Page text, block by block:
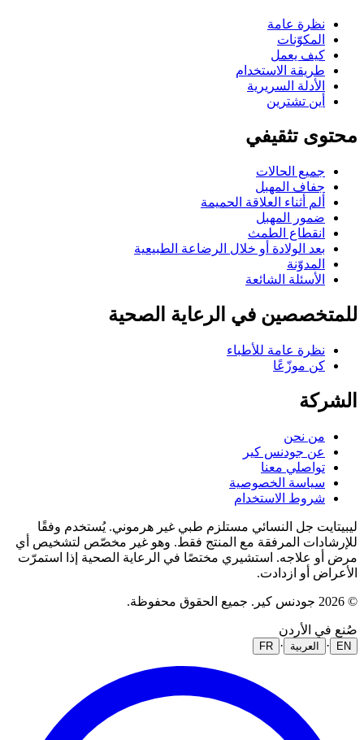
نظرة عامة
المكوّنات
كيف يعمل
طريقة الاستخدام
الأدلة السريرية
أين تشترين
محتوى تثقيفي
جميع الحالات
جفاف المهبل
ألم أثناء العلاقة الحميمة
ضمور المهبل
انقطاع الطمث
بعد الولادة أو خلال الرضاعة الطبيعية
المدوّنة
الأسئلة الشائعة
للمتخصصين في الرعاية الصحية
نظرة عامة للأطباء
كن موزّعًا
الشركة
من نحن
عن جودنس كير
تواصلي معنا
سياسة الخصوصية
شروط الاستخدام
ليبيتايت جل النسائي مستلزم طبي غير هرموني. يُستخدم وفقًا
للإرشادات المرفقة مع المنتج فقط. وهو غير مخصّص لتشخيص أي
مرض أو علاجه. استشيري مختصًا في الرعاية الصحية إذا استمرّت
الأعراض أو ازدادت.
© 2026 جودنس كير. جميع الحقوق محفوظة.
صُنع في الأردن
EN
· العربية ·
FR